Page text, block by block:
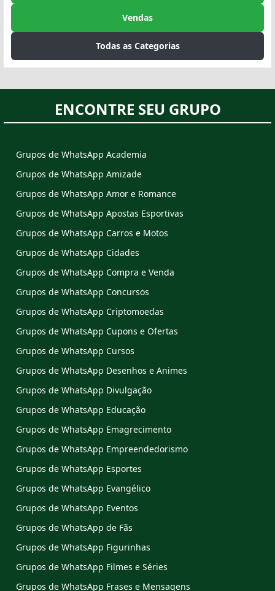
Vendas
Todas as Categorias
ENCONTRE SEU GRUPO
Grupos de WhatsApp Academia
Grupos de WhatsApp Amizade
Grupos de WhatsApp Amor e Romance
Grupos de WhatsApp Apostas Esportivas
Grupos de WhatsApp Carros e Motos
Grupos de WhatsApp Cidades
Grupos de WhatsApp Compra e Venda
Grupos de WhatsApp Concursos
Grupos de WhatsApp Criptomoedas
Grupos de WhatsApp Cupons e Ofertas
Grupos de WhatsApp Cursos
Grupos de WhatsApp Desenhos e Animes
Grupos de WhatsApp Divulgação
Grupos de WhatsApp Educação
Grupos de WhatsApp Emagrecimento
Grupos de WhatsApp Empreendedorismo
Grupos de WhatsApp Esportes
Grupos de WhatsApp Evangélico
Grupos de WhatsApp Eventos
Grupos de WhatsApp de Fãs
Grupos de WhatsApp Figurinhas
Grupos de WhatsApp Filmes e Séries
Grupos de WhatsApp Frases e Mensagens